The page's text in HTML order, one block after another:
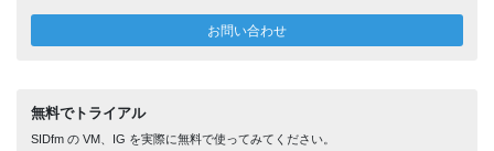
お問い合わせ
無料でトライアル
SIDfm の VM、IG を実際に無料で使ってみてください。